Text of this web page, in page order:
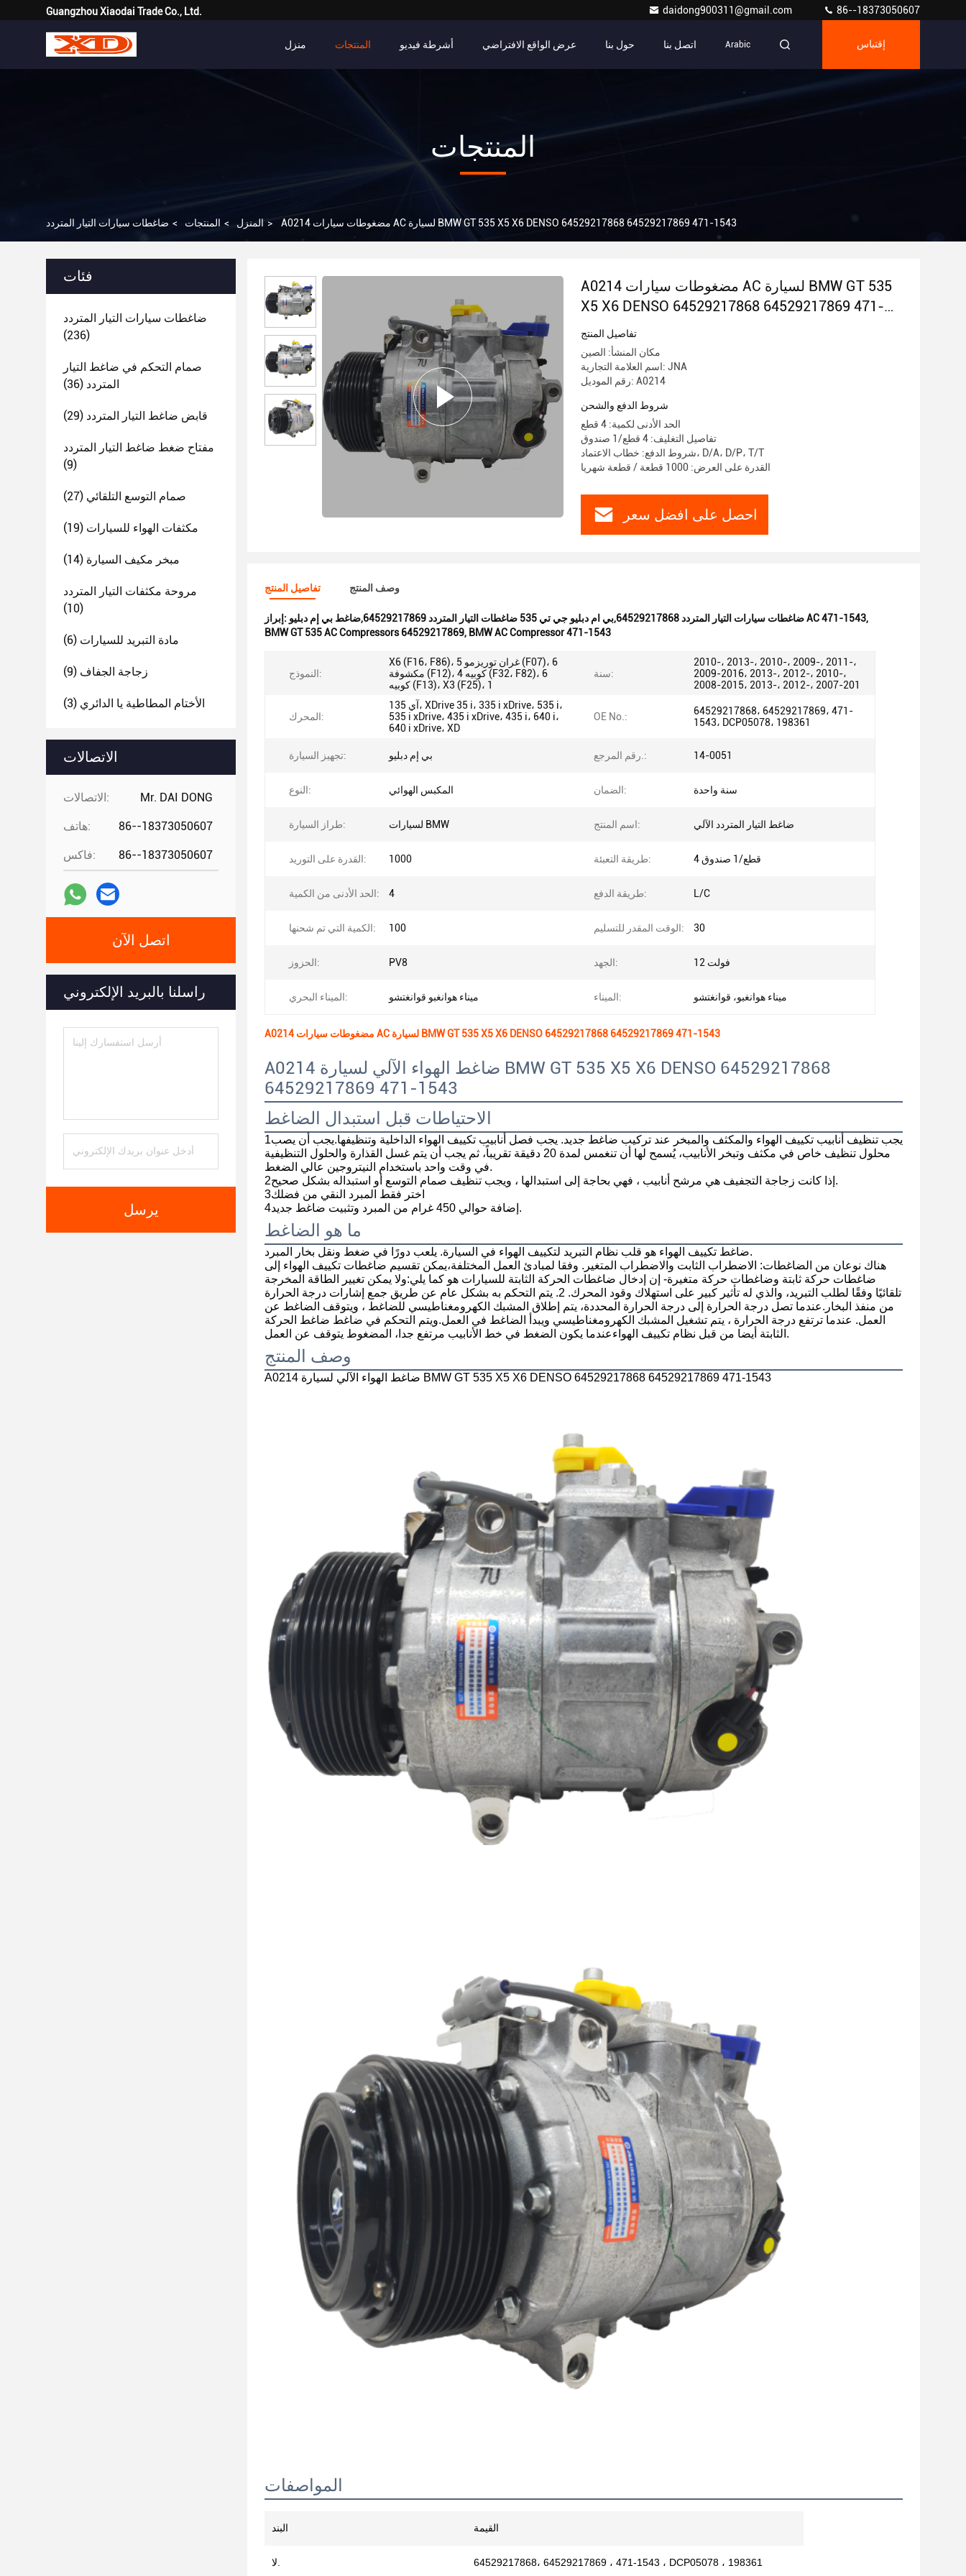
Guangzhou Xiaodai Trade Co., Ltd. daidong900311@gmail.com 86--18373050607
منزل المنتجات أشرطة فيديو عرض الواقع الافتراضي حول بنا اتصل بنا Arabic إقتباس
المنتجات
المنزل > المنتجات > ضاغطات سيارات التيار المتردد > A0214 مضغوطات سيارات AC لسيارة BMW GT 535 X5 X6 DENSO 64529217868 64529217869 471-1543
فئات
ضاغطات سيارات التيار المتردد
(236)
صمام التحكم في ضاغط التيار
المتردد (36)
قابض ضاغط التيار المتردد (29)
مفتاح ضغط ضاغط التيار المتردد
(9)
صمام التوسع التلقائي (27)
مكثفات الهواء للسيارات (19)
مبخر مكيف السيارة (14)
مروحة مكثفات التيار المتردد
(10)
مادة التبريد للسيارات (6)
زجاجة الجفاف (9)
الأختام المطاطية يا الدائري (3)
الاتصالات
الاتصالات: Mr. DAI DONG
هاتف: 86--18373050607
فاكس: 86--18373050607
اتصل الآن
راسلنا بالبريد الإلكتروني
يرسل
A0214 مضغوطات سيارات AC لسيارة BMW GT 535
X5 X6 DENSO 64529217868 64529217869 471-
1543
تفاصيل المنتج
مكان المنشأ: الصين
اسم العلامة التجارية: JNA
رقم الموديل: A0214
شروط الدفع والشحن
الحد الأدنى لكمية: 4 قطع
تفاصيل التغليف: 4 قطع/1 صندوق
شروط الدفع: خطاب الاعتماد، D/A، D/P، T/T
القدرة على العرض: 1000 قطعة / قطعة شهريا
احصل على افضل سعر
تفاصيل المنتج وصف المنتج
إبراز: ضاغطات سيارات التيار المتردد 64529217868,بي ام دبليو جي تي 535 ضاغطات التيار المتردد 64529217869,ضاغط بي إم دبليو AC 471-1543,
BMW GT 535 AC Compressors 64529217869, BMW AC Compressor 471-1543
النموذج:
X6 (F16، F86)، 5 غران توريزمو (F07)، 6
مكشوفة (F12)، 4 كوبيه (F32، F82)، 6
كوبيه (F13)، X3 (F25)، 1
سنة:
2010-، 2013-، 2010-، 2009-، 2011-،
2009-2016، 2013-، 2012-، 2010-،
2008-2015، 2013-، 2012-، 2007-201
المحرك:
135 آي، XDrive 35 i، 335 i xDrive، 535 i،
535 i xDrive، 435 i xDrive، 435 i، 640 i،
640 i xDrive، XD
OE No.:
64529217868، 64529217869، 471-
1543، DCP05078، 198361
تجهيز السيارة: بي إم دبليو رقم المرجع.: 14-0051
النوع: المكبس الهوائي الضمان: سنة واحدة
طراز السيارة: لسيارات BMW اسم المنتج: ضاغط التيار المتردد الآلي
القدرة على التوريد: 1000 طريقة التعبئة: 4 قطع/1 صندوق
الحد الأدنى من الكمية: 4 طريقة الدفع: L/C
الكمية التي تم شحنها: 100 الوقت المقدر للتسليم: 30
الحزوز: PV8 الجهد: 12 فولت
الميناء البحري: ميناء هوانغبو قوانغتشو الميناء: ميناء هوانغبو، قوانغتشو
A0214 مضغوطات سيارات AC لسيارة BMW GT 535 X5 X6 DENSO 64529217868 64529217869 471-1543
A0214 ضاغط الهواء الآلي لسيارة BMW GT 535 X5 X6 DENSO 64529217868
64529217869 471-1543
الاحتياطات قبل استبدال الضاغط
1يجب تنظيف أنابيب تكييف الهواء والمكثف والمبخر عند تركيب ضاغط جديد. يجب فصل أنابيب تكييف الهواء الداخلية وتنظيفها.يجب أن يصب
محلول تنظيف خاص في مكثف وتبخر الأنابيب، يُسمح لها أن تنغمس لمدة 20 دقيقة تقريباً، ثم يجب أن يتم غسل القذارة والحلول التنظيفية
في وقت واحد باستخدام النيتروجين عالي الضغط.
2إذا كانت زجاجة التجفيف هي مرشح أنابيب ، فهي بحاجة إلى استبدالها ، ويجب تنظيف صمام التوسع أو استبداله بشكل صحيح.
3اختر فقط المبرد النقي من فضلك
4إضافة حوالي 450 غرام من المبرد وتثبيت ضاغط جديد.
ما هو الضاغط
ضاغط تكييف الهواء هو قلب نظام التبريد لتكييف الهواء في السيارة. يلعب دورًا في ضغط ونقل بخار المبرد.
هناك نوعان من الضاغطات: الاضطراب الثابت والاضطراب المتغير. وفقا لمبادئ العمل المختلفة،يمكن تقسيم ضاغطات تكييف الهواء إلى
ضاغطات حركة ثابتة وضاغطات حركة متغيرة- إن إدخال ضاغطات الحركة الثابتة للسيارات هو كما يلي:ولا يمكن تغيير الطاقة المخرجة
تلقائيًا وفقًا لطلب التبريد، والذي له تأثير كبير على استهلاك وقود المحرك. 2. يتم التحكم به بشكل عام عن طريق جمع إشارات درجة الحرارة
من منفذ البخار.عندما تصل درجة الحرارة إلى درجة الحرارة المحددة، يتم إطلاق المشبك الكهرومغناطيسي للضاغط ، ويتوقف الضاغط عن
العمل. عندما ترتفع درجة الحرارة ، يتم تشغيل المشبك الكهرومغناطيسي ويبدأ الضاغط في العمل.ويتم التحكم في ضاغط ضاغط الحركة
الثابتة أيضا من قبل نظام تكييف الهواءعندما يكون الضغط في خط الأنابيب مرتفع جدا، المضغوط يتوقف عن العمل.
وصف المنتج
A0214 ضاغط الهواء الآلي لسيارة BMW GT 535 X5 X6 DENSO 64529217868 64529217869 471-1543
المواصفات
البند القيمة
64529217868، 64529217869 ، 471-1543 ، DCP05078 ، 198361